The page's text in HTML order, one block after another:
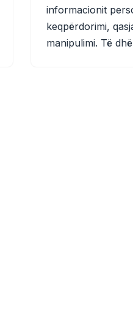
informacionit
keqpërdorimi,
manipulimi. Të